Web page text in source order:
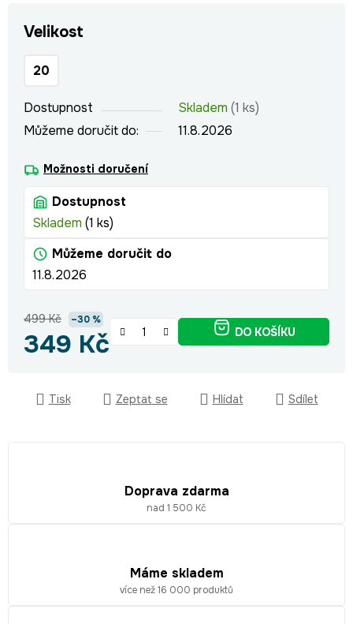
Velikost
20
Dostupnost Skladem (1 ks)
Můžeme doručit do:
11.8.2026
Možnosti doručení
Dostupnost
Skladem (1 ks)
Můžeme doručit do
11.8.2026
499 Kč –30 %
349 Kč DO KOŠÍKU
Tisk Zeptat se Hlídat Sdílet
Doprava zdarma
nad 1 500 Kč
Máme skladem
více než 16 000 produktů